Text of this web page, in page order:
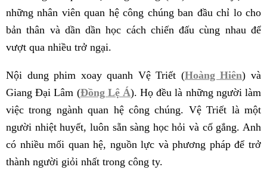
những nhân viên quan hệ công chúng ban đầu chỉ lo cho
bản thân và dần dần học cách chiến đấu cùng nhau để
vượt qua nhiều trở ngại.
Nội dung phim xoay quanh Vệ Triết (Hoàng Hiên) và
Giang Đại Lâm (Đồng Lệ Á). Họ đều là những người làm
việc trong ngành quan hệ công chúng. Vệ Triết là một
người nhiệt huyết, luôn sẵn sàng học hỏi và cố gắng. Anh
có nhiều mối quan hệ, nguồn lực và phương pháp để trở
thành người giỏi nhất trong công ty.